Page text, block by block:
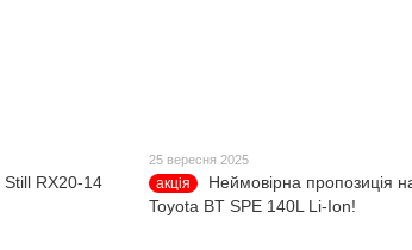
RX20-14
25 вересня 2025
акція
Неймовірна пропозиція
Toyota BT SPE 140L Li-Ion!